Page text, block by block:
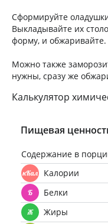
Сформируйте
Выкладывайте их
форму, и обжаривайте.
Можно также
нужны, сразу же
Калькулятор
Пищевая
Содержание в
Калории
Белки
Жиры